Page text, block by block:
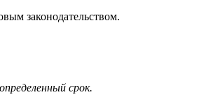
законодательством.
срок.